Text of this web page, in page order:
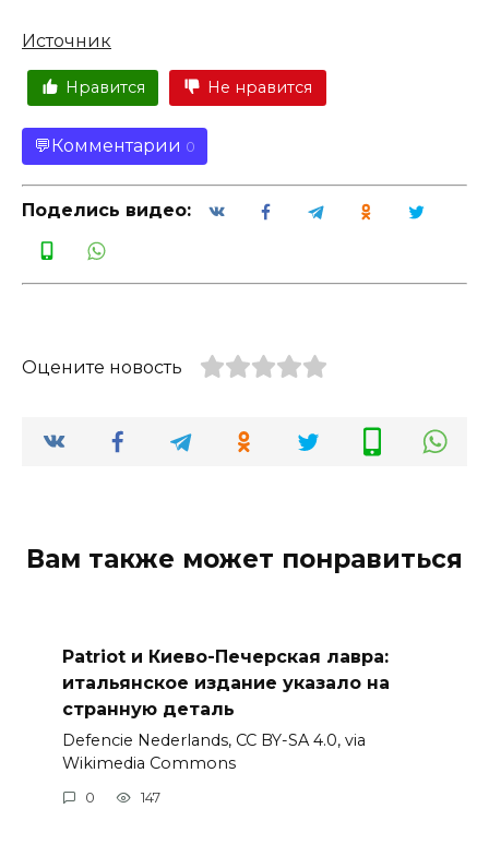
Источник
Нравится Не нравится
Комментарии 0
Поделись видео:
Оцените новость
Вам также может понравиться
Patriot и Киево-Печерская лавра:
итальянское издание указало на
странную деталь
Defencie Nederlands, CC BY-SA 4.0, via
Wikimedia Commons
0 147